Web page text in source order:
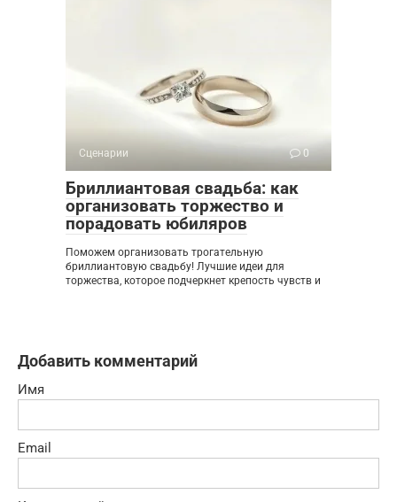
Сценарии 0
Бриллиантовая свадьба: как
организовать торжество и
порадовать юбиляров
Поможем организовать трогательную
бриллиантовую свадьбу! Лучшие идеи для
торжества, которое подчеркнет крепость чувств и
Добавить комментарий
Имя
Email